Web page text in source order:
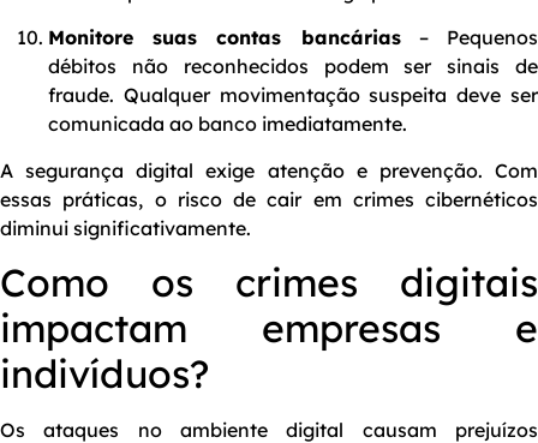
Monitore suas contas bancárias– Pequenos
débitos não reconhecidos podem ser sinais de
fraude. Qualquer movimentação suspeita deve ser
comunicada ao banco imediatamente.
A segurança digital exige atenção e prevenção. Com
essas práticas, o risco de cair em crimes cibernéticos
diminui significativamente.
Como os crimes digitais
impactam empresas e
indivíduos?
Os ataques no ambiente digital causam prejuízos